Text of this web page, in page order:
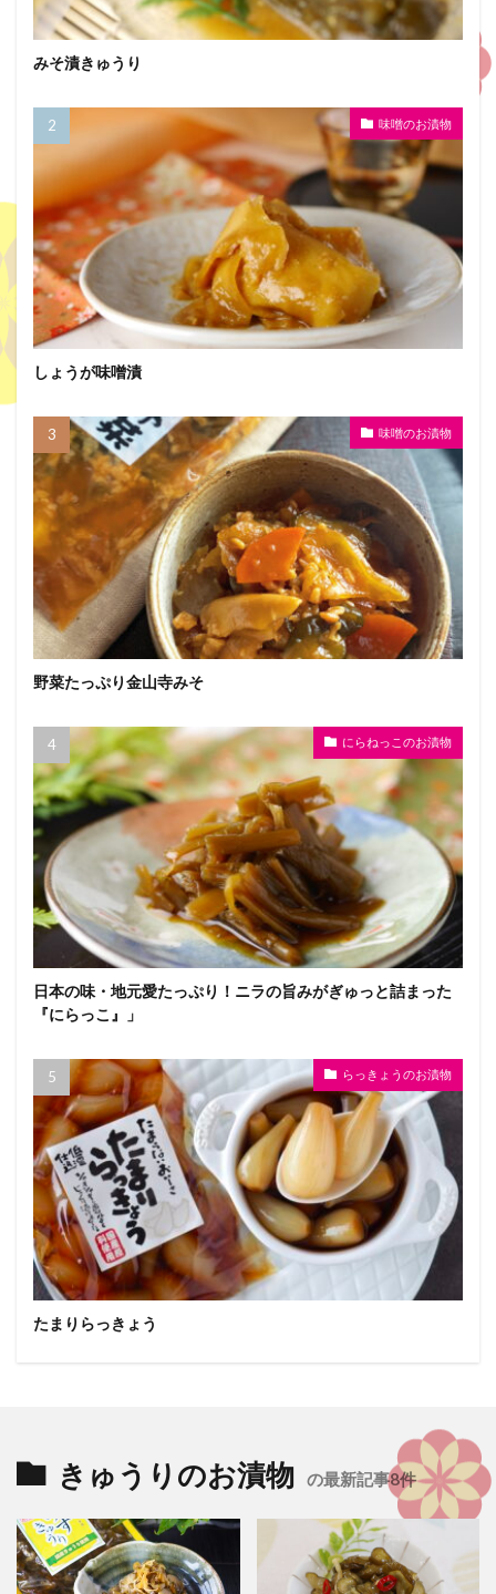
みそ漬きゅうり
味噌のお漬物
しょうが味噌漬
味噌のお漬物
野菜たっぷり金山寺みそ
にらねっこのお漬物
日本の味・地元愛たっぷり！ニラの旨みがぎゅっと詰まった
『にらっこ』」
らっきょうのお漬物
たまりらっきょう
きゅうりのお漬物 の最新記事8件